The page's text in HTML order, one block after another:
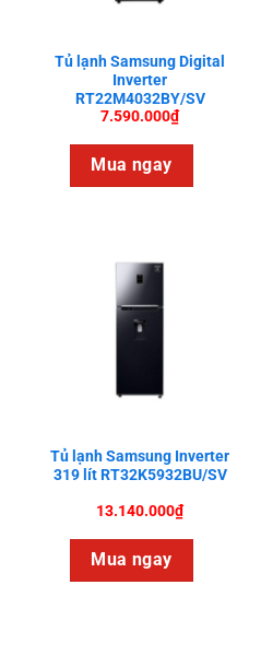
Tủ lạnh Samsung Digital
Inverter
RT22M4032BY/SV
7.590.000₫
Mua ngay
Tủ lạnh Samsung Inverter
319 lít RT32K5932BU/SV
13.140.000₫
Mua ngay